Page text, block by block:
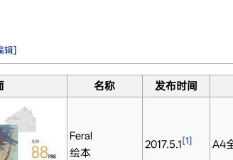
辑]
名称 发布时间
Feral
绘本
2017.5.1[1] A4